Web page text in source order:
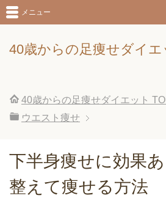
40歳からの足痩せダイエ
メニュー
40歳からの足痩せダイエット
ウエスト痩せ
下半身痩せに効果
整えて痩せる方法